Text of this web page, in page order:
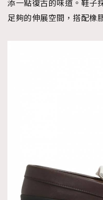
添一點復古的味道。鞋子
足夠的伸展空間，搭配橡